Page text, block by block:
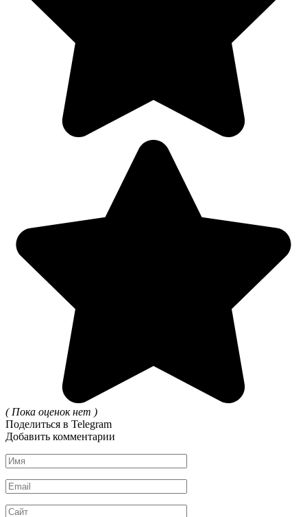
( Пока оценок нет )
Поделиться в Telegram
Добавить комментарии
Имя
*
Email
*
Сайт